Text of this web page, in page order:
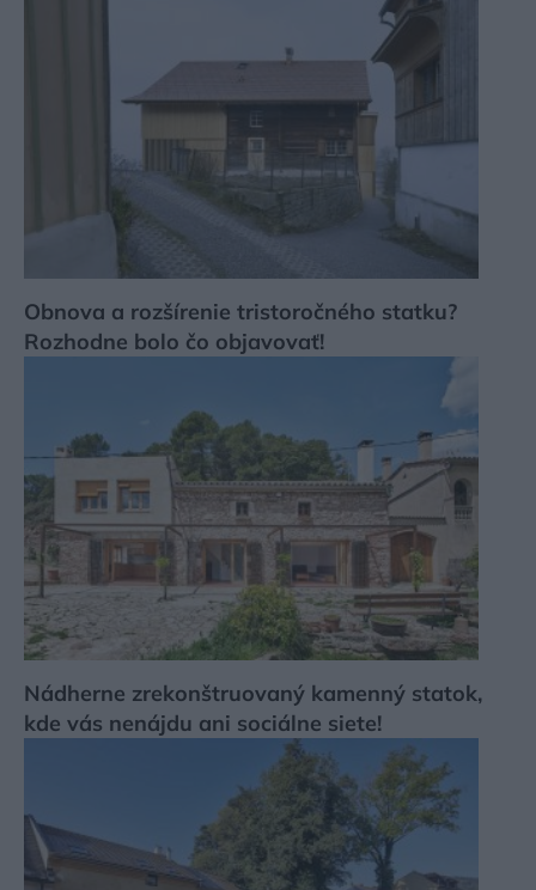
Obnova a rozšírenie tristoročného statku?
Rozhodne bolo čo objavovať!
Nádherne zrekonštruovaný kamenný statok,
kde vás nenájdu ani sociálne siete!